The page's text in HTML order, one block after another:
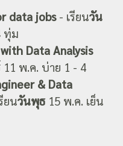
data jobs- เรียนวัน
ทุ่ม
Data Analysis
11 พ.ค. บ่าย 1 - 4
& Data
ยนวันพุธ15 พ.ค. เย็น